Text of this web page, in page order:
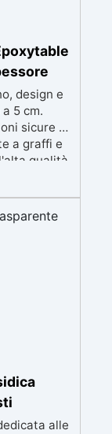
design e
5 cm.
sicure e
a graffi e
qualità
bolle
contatto
alle